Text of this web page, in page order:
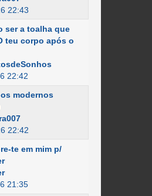
22:43
ser a toalha que
teu corpo após o
22:42
modernos
22:42
te em mim p/
21:35